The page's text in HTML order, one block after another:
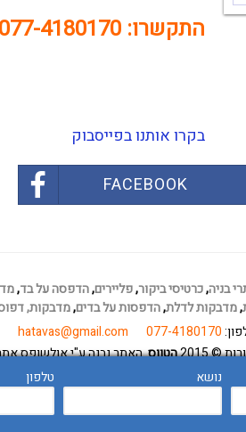
נושא טלפון
התקשרו: 077-4180170
בקרו אותנו בפייסבוק
FACEBOOK
בניה,כרטיסי ביקור,פליירים,הדפסה על בד,
,מדבקות לדלת,הדפסות על בדים,מדבקות,
077-4180170
hatavas@gmail.com
© 2015 הטווס. האתר נבנה ע"י אולשופס